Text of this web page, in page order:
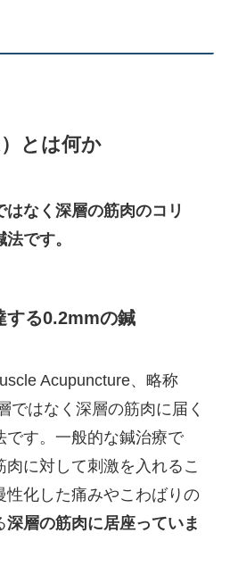
とは何か
なく深層の筋肉のコリ
です。
する0.2mmの鍼
Acupuncture、略称
ではなく深層の筋肉に届く
です。一般的な鍼治療で
に対して刺激を入れるこ
性化した痛みやこわばりの
深層の筋肉に居座っていま